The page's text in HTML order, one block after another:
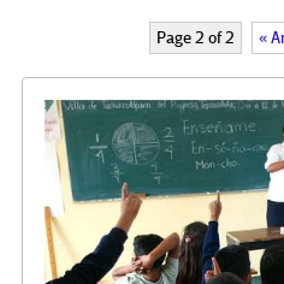
Page 2 of 2 «